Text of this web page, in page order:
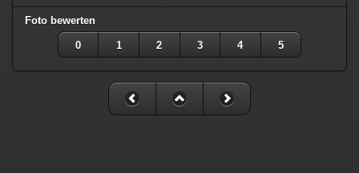
Foto bewerten
0 1 2 3 4 5